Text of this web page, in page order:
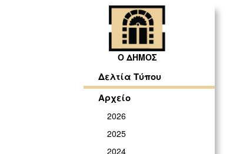
Ο ΔΗΜΟΣ
Δελτία Τύπου
Αρχείο
2026
2025
2024